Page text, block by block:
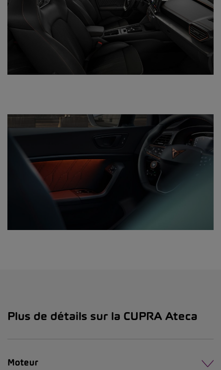
Plus de détails sur la CUPRA Ateca
Moteur